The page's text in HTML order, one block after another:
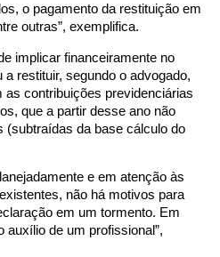
o pagamento da restituição em
outras”, exemplifica.
implicar financeiramente no
restituir, segundo o advogado,
contribuições previdenciárias
que a partir desse ano não
(subtraídas da base cálculo do
e em atenção às
não há motivos para
em um tormento. Em
de um profissional”,